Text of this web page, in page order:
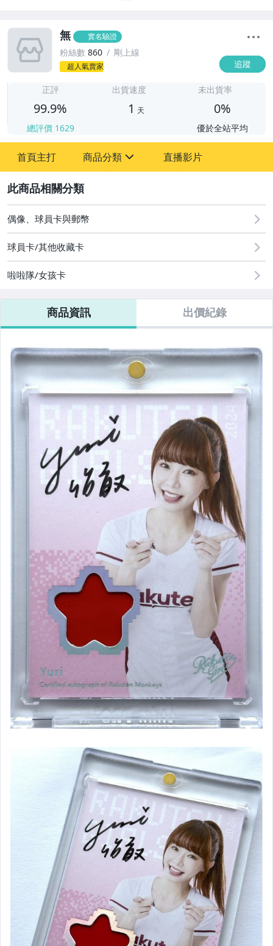
無 實名驗證
粉絲數 860 剛上線
超人氣賣家 追蹤
正評
99.9%
總評價 1629
出貨速度
1 天
未出貨率
0%
優於全站平均
首頁主打 商品分類
成人專區
玩具、模型與公仔
直播影片
偶像、球員卡與郵幣
球員卡/其他收藏卡
啦啦隊/女孩卡
商品資訊 出價紀錄